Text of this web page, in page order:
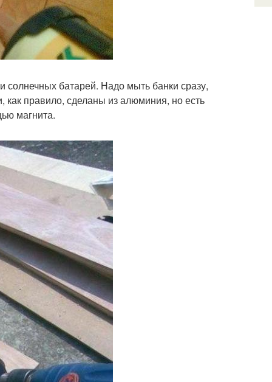
солнечных батарей. Надо мыть банки сразу,
как правило, сделаны из алюминия, но есть
магнита.